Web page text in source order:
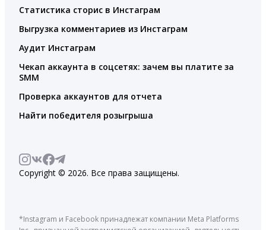
Статистика сторис в Инстаграм
Выгрузка комментариев из Инстаграм
Аудит Инстаграм
Чекап аккаунта в соцсетях: зачем вы платите за
SMM
Проверка аккаунтов для отчета
Найти победителя розыгрыша
Copyright © 2026. Все права защищены.
*Instagram и Facebook принадлежат компании Meta Platforms